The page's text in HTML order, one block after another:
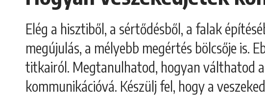
Elég a hisztiből, a sértődésből, a falak
megújulás, a mélyebb megértés bölcsője is.
titkairól. Megtanulhatod, hogyan válthatod
kommunikációvá. Készülj fel, hogy a